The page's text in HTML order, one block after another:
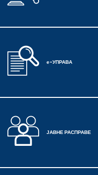
е-УПРАВА
ЈАВНЕ РАСПРАВЕ